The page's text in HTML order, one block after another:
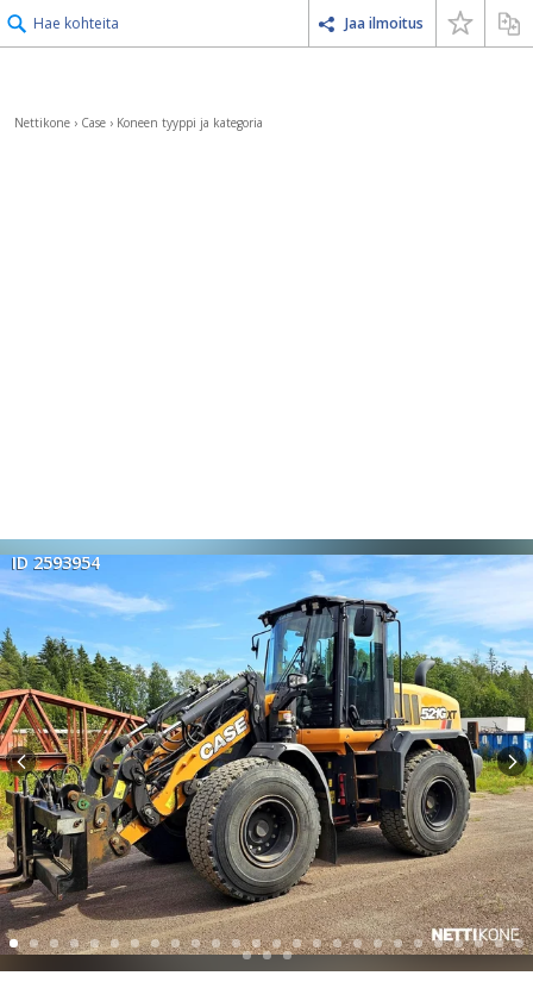
Hae kohteita Jaa ilmoitus
Nettikone › Case › Koneen tyyppi ja kategoria
ID 2593954